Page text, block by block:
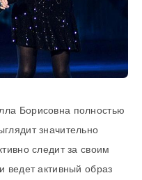
Борисовна полностью
значительно
следит за своим
ведет активный образ